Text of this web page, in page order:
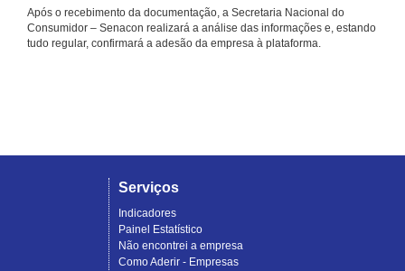
Após o recebimento da documentação, a Secretaria Nacional do
Consumidor – Senacon realizará a análise das informações e, estando
tudo regular, confirmará a adesão da empresa à plataforma.
Serviços
Indicadores
Painel Estatístico
Não encontrei a empresa
Como Aderir - Empresas